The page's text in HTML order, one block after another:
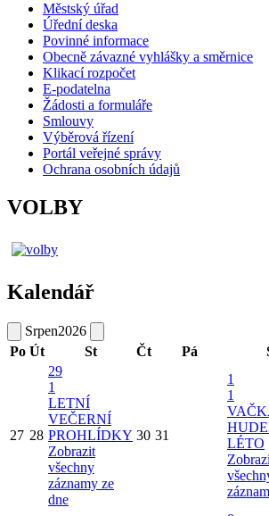
Městský úřad
Úřední deska
Povinné informace
Obecně závazné vyhlášky a směrnice
Klikací rozpočet
E-podatelna
Žádosti a formuláře
Smlouvy
Výběrová řízení
Portál veřejné správy
Ochrana osobních údajů
VOLBY
Kalendář
Srpen2026
Po Út St Čt Pá
27 28
29
1
LETNÍ
VEČERNÍ
PROHLÍDKY
Zobrazit
všechny
záznamy ze
dne
30 31
1
1
LÉTO